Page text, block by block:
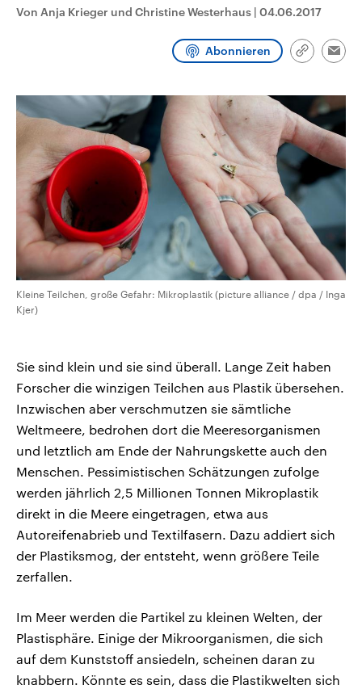
Wahl.
Von Anja Krieger und Christine Westerhaus | 04.06.2017
Abonnieren
Link
Kleine Teilchen, große Gefahr: Mikroplastik (picture alliance / dpa / Inga
Kjer)
Sie sind klein und sie sind überall. Lange Zeit haben
Forscher die winzigen Teilchen aus Plastik übersehen.
Inzwischen aber verschmutzen sie sämtliche
Weltmeere, bedrohen dort die Meeresorganismen
und letztlich am Ende der Nahrungskette auch den
Menschen. Pessimistischen Schätzungen zufolge
werden jährlich 2,5 Millionen Tonnen Mikroplastik
direkt in die Meere eingetragen, etwa aus
Autoreifenabrieb und Textilfasern. Dazu addiert sich
der Plastiksmog, der entsteht, wenn größere Teile
zerfallen.
Im Meer werden die Partikel zu kleinen Welten, der
Plastisphäre. Einige der Mikroorganismen, die sich
auf dem Kunststoff ansiedeln, scheinen daran zu
knabbern. Könnte es sein, dass die Plastikwelten sich